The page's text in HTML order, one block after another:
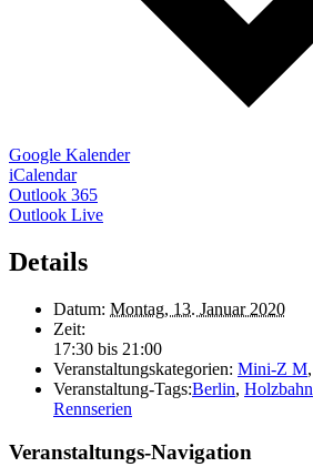
Google Kalender
iCalendar
Outlook 365
Outlook Live
Details
Datum: Montag, 13. Januar 2020
Zeit:
17:30 bis 21:00
Veranstaltungskategorien: Mini-Z M,
Veranstaltung-Tags:Berlin, Holzbahn
Rennserien
Veranstaltungs-Navigation